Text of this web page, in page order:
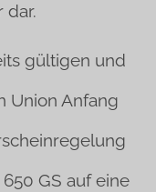
dar.
gültigen und
Union Anfang
GS auf eine